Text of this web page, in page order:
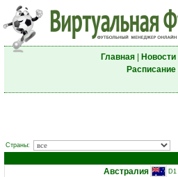
Главная| Новости|
Расписание|
Страны:
Австралия
D1